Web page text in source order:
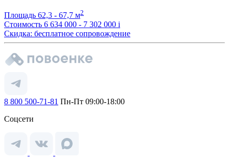
Площадь 62,3 - 67,7 м2
Стоимость 6 634 000 - 7 302 000 i
Скидка: бесплатное сопровождение
8 800 500-71-81 Пн-Пт 09:00-18:00
Соцсети